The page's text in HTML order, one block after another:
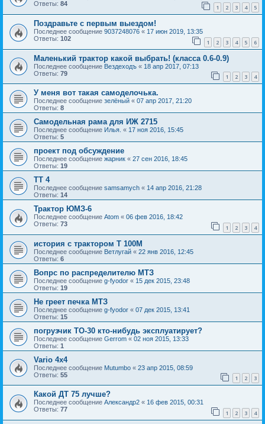
Ответы: 84 1 2 3 4 5
Поздравьте с первым выездом!
Последнее сообщение 9037248076 « 17 июн 2019, 13:35
Ответы: 102 1 2 3 4 5 6
Маленький трактор какой выбрать! (класса 0.6-0.9)
Последнее сообщение Вездеходъ « 18 апр 2017, 07:13
Ответы: 79 1 2 3 4
У меня вот такая самоделочька.
Последнее сообщение зелёный « 07 апр 2017, 21:20
Ответы: 8
Самодельная рама для ИЖ 2715
Последнее сообщение Илья. « 17 ноя 2016, 15:45
Ответы: 5
проект под обсуждение
Последнее сообщение жарник « 27 сен 2016, 18:45
Ответы: 19
ТТ 4
Последнее сообщение samsamych « 14 апр 2016, 21:28
Ответы: 14
Трактор ЮМЗ-6
Последнее сообщение Atom « 06 фев 2016, 18:42
Ответы: 73 1 2 3 4
история с трактором Т 100М
Последнее сообщение Ветлугай « 22 янв 2016, 12:45
Ответы: 6
Вопрс по распределителю МТЗ
Последнее сообщение g-fyodor « 15 дек 2015, 23:48
Ответы: 19
Не греет печка МТЗ
Последнее сообщение g-fyodor « 07 дек 2015, 13:41
Ответы: 15
погрузчик ТО-30 кто-нибудь эксплуатирует?
Последнее сообщение Gerrom « 02 ноя 2015, 13:33
Ответы: 1
Vario 4x4
Последнее сообщение Mutumbo « 23 апр 2015, 08:59
Ответы: 55 1 2 3
Какой ДТ 75 лучше?
Последнее сообщение Александр2 « 16 фев 2015, 00:31
Ответы: 77 1 2 3 4